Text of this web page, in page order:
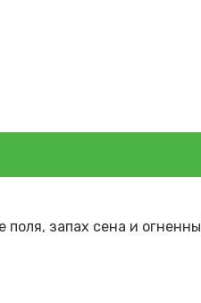
запах сена и